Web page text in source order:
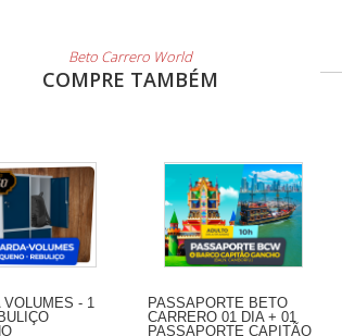
Beto Carrero World
COMPRE TAMBÉM
VOLUMES - 1
PASSAPORTE BETO
CARRERO 01 DIA + 01
PASSAPORTE CAPITÃO